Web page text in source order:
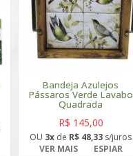
Bandeja Azulejos
Pássaros Verde Lavabo
Quadrada
R$ 145,00
OU 3x de R$ 48,33 s/juros
VER MAIS
ESPIAR